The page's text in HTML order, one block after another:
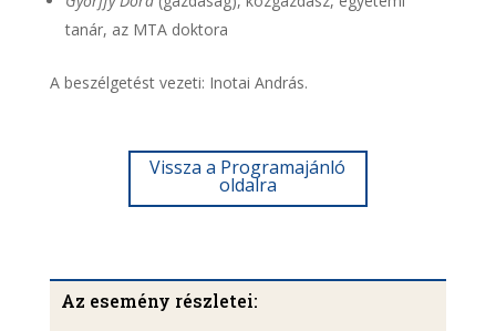
tanár, az MTA doktora
A beszélgetést vezeti: Inotai András.
Vissza a Programajánló
oldalra
Az esemény részletei: